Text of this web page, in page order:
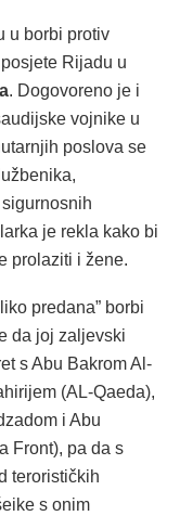
u borbi protiv
Rijadu u
. Dogovoreno je i
vojnike u
poslova se
je rekla kako bi
prolaziti i žene.
predana” borbi
da joj zaljevski
s Abu Bakrom Al-
(AL-Qaeda),
i Abu
Front), pa da s
terorističkih
s onim